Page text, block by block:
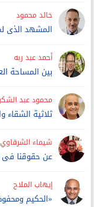
خالد محمود
المشهد الذى
أحمد عبد ربه
بين المساحة
محمود عبد
ثلاثية الشقاء
شيماء الشرقاوي
عن حقوقنا فى
إيهاب الملاح
«الحكيم